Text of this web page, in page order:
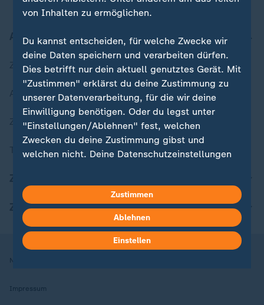
Aktuell bei ZDFheute
Zuletzt veröffentlicht
Aktuelle Sendungs-Videos
ZDFheute Stories
Themen im Überblick
ZDFheute Apps
Nutzungsbedingungen
Impressum
von Inhalten zu ermöglichen.
Du kannst entscheiden, für welche Zwecke wir
deine Daten speichern und verarbeiten dürfen.
Dies betrifft nur dein aktuell genutztes Gerät. Mit
"Zustimmen" erklärst du deine Zustimmung zu
unserer Datenverarbeitung, für die wir deine
Einwilligung benötigen. Oder du legst unter
"Einstellungen/Ablehnen" fest, welchen
Zwecken du deine Zustimmung gibst und
welchen nicht. Deine Datenschutzeinstellungen
Hier findest du das Impressum.
Weitere Informationen findest du in unserer
Datenschutzerklärung.
Zustimmen
Ablehnen
Einstellen